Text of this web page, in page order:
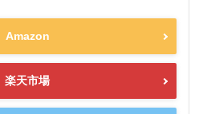
Amazon
楽天市場